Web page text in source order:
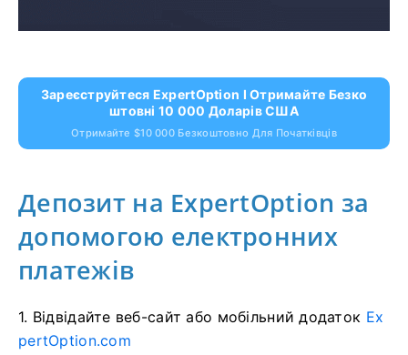
Зареєструйтеся ExpertOption І Отримайте Безко
Штовні 10 000 Доларів США
Отримайте $10 000 Безкоштовно Для Початківців
Депозит на ExpertOption за
допомогою електронних
платежів
1. Відвідайте веб-сайт або мобільний додаток Ex
pertOption.com